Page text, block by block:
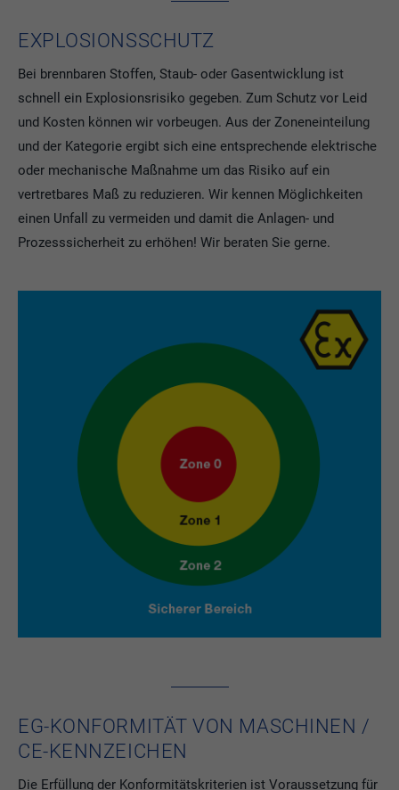
EXPLOSIONSSCHUTZ
Bei brennbaren Stoffen, Staub- oder Gasentwicklung ist
schnell ein Explosionsrisiko gegeben. Zum Schutz vor Leid
und Kosten können wir vorbeugen. Aus der Zoneneinteilung
und der Kategorie ergibt sich eine entsprechende elektrische
oder mechanische Maßnahme um das Risiko auf ein
vertretbares Maß zu reduzieren. Wir kennen Möglichkeiten
einen Unfall zu vermeiden und damit die Anlagen- und
Prozesssicherheit zu erhöhen! Wir beraten Sie gerne.
EG-KONFORMITÄT VON MASCHINEN /
CE-KENNZEICHEN
Die Erfüllung der Konformitätskriterien ist Voraussetzung für